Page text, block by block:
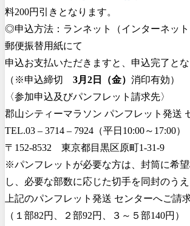
料200円引きとなります。
◎申込方法：ランネット（インターネット
郵便振替用紙にて
申込お支払いただきますと、申込完了とな
（※申込締切 3月2日（金） 消印有効）
〈参加申込及びパンフレット請求先〉
郡山シティーマラソン パンフレット発送
TEL.03 ‒ 3714 ‒ 7924（平日10:00～17:00）
〒152-8532 東京都目黒区原町1-31-9
※パンフレットが必要な方は、封筒に希
し、必要な部数に応じた切手を同封のうえ
上記のパンフレット発送 センターへご請
（１部82円、２部92円、３～５部140円）